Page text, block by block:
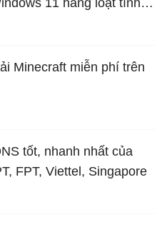
Minecraft miễn phí trên
tốt, nhanh nhất của
FPT, Viettel, Singapore